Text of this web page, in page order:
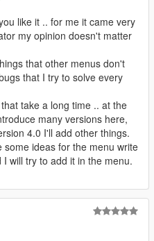
like it .. for me it came very
my opinion doesn't matter
that other menus don't
that I try to solve every
take a long time .. at the
many versions here,
4.0 I'll add other things.
some ideas for the menu write
will try to add it in the menu.